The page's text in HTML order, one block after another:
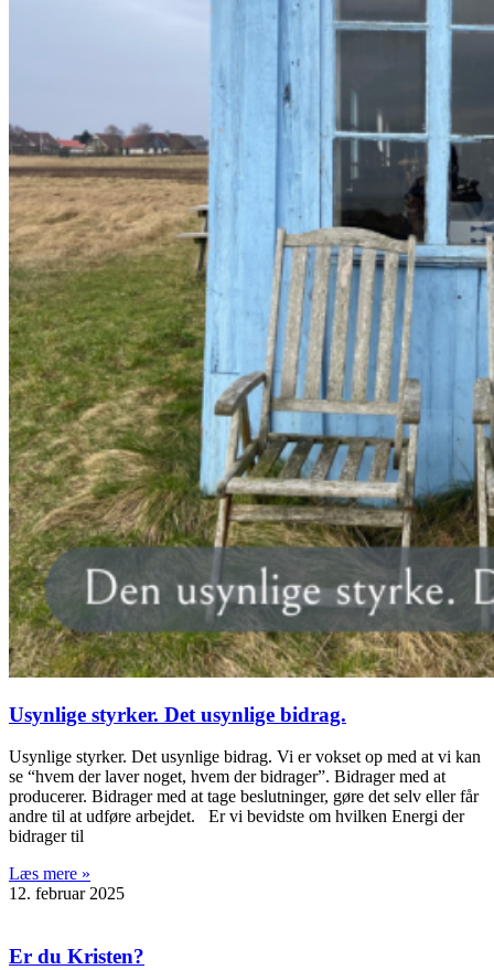
Usynlige styrker. Det usynlige bidrag.
Usynlige styrker. Det usynlige bidrag. Vi er vokset op med at vi kan
se “hvem der laver noget, hvem der bidrager”. Bidrager med at
producerer. Bidrager med at tage beslutninger, gøre det selv eller får
andre til at udføre arbejdet. Er vi bevidste om hvilken Energi der
bidrager til
Læs mere »
12. februar 2025
Er du Kristen?